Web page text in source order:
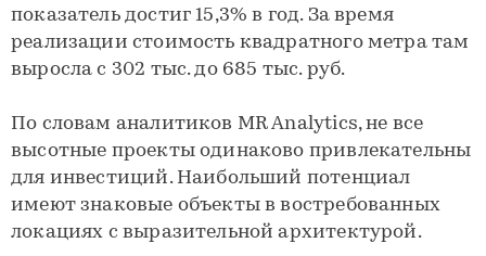
показатель достиг 15,3% в год. За время
реализации стоимость квадратного метра там
выросла с 302 тыс. до 685 тыс. руб.
По словам аналитиков MR Analytics, не все
высотные проекты одинаково привлекательны
для инвестиций. Наибольший потенциал
имеют знаковые объекты в востребованных
локациях с выразительной архитектурой.